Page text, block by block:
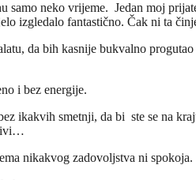
samo neko vrijeme. Jedan moj
izgledalo fantastično. Čak ni ta
da bih kasnije bukvalno
i bez energije.
ikakvih smetnji, da bi ste se na
nikakvog zadovoljstva ni spokoja.